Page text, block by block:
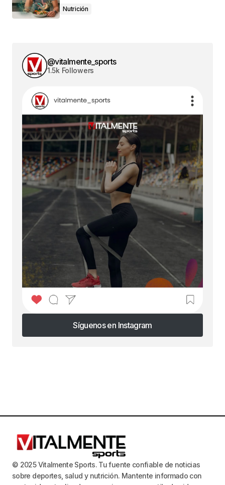
Nutrición
@vitalmente_sports
1.5k Followers
Síguenos en Instagram
Síguenos en Instagram
© 2025 Vitalmente Sports. Tu fuente confiable de noticias
sobre deportes, salud y nutrición. Mantente informado con